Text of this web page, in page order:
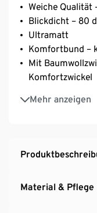
Weiche Qualität
Blickdicht – 80
Ultramatt
Komfortbund –
Mit
Komfortzwickel
Mehr anzeigen
Mit Elasthan:
Tragekomfort
Material & Pflege